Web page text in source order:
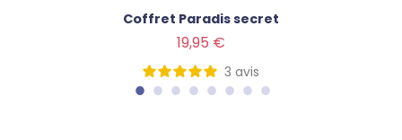
Coffret Paradis secret
19,95 €
3 avis